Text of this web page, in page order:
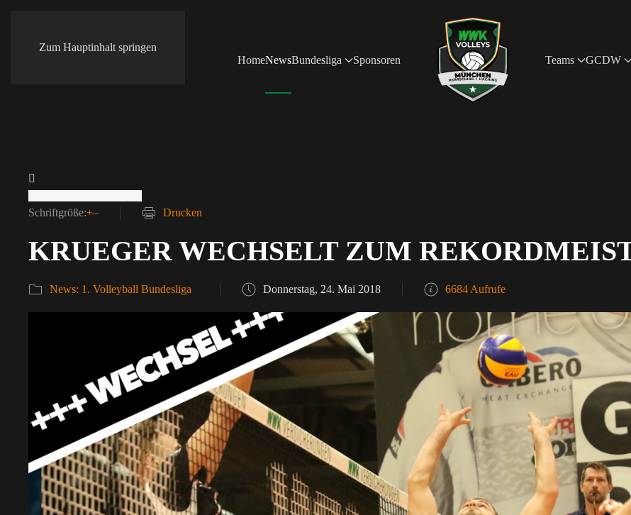
Zum Hauptinhalt springen
HomeNewsBundesliga Sponsoren Teams GCDW
Schriftgröße:+– Drucken
KRUEGER WECHSELT ZUM
News: 1. Volleyball Bundesliga Donnerstag, 24. Mai 2018 6684 Aufrufe